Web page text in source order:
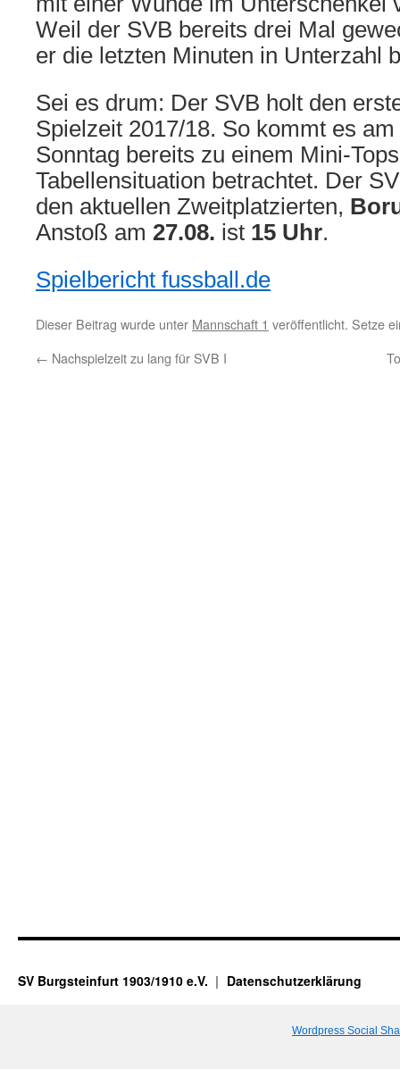
Weil der SVB bereits drei Mal
er die letzten Minuten in Unterzahl
Sei es drum: Der SVB holt den
Spielzeit 2017/18. So kommt es
Sonntag bereits zu einem Mini-
Tabellensituation betrachtet. Der
den aktuellen Zweitplatzierten,
Anstoß am 27.08. ist 15 Uhr.
Spielbericht fussball.de
Dieser Beitrag wurde unter Mannschaft 1 veröffentlicht. Setze
← Nachspielzeit zu lang für SVB I
SV Burgsteinfurt 1903/1910 e.V. Datenschutzerklärung
Wordpress Social